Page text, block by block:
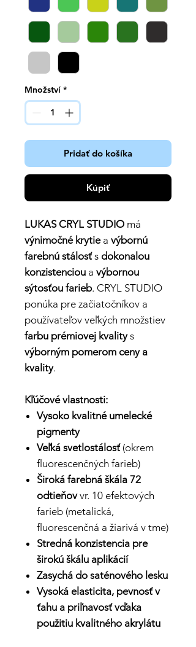
Množství *
Pridať do košíka
Kúpiť
LUKAS CRYL STUDIO má
výnimočné krytiea výbornú
farebnú stálosťs dokonalou
konzistenciou a výbornou
sýtosťou farieb. CRYL STUDIO
ponúka pre začiatočníkov a
používateľov veľkých množstiev
farbu prémiovej kvalitys
výborným pomerom ceny a
kvality.
Kľúčové vlastnosti:
Vysoko kvalitné umelecké
pigmenty
Veľká svetlostálosť(okrem
fluorescenčných farieb)
Široká farebná škála 72
odtieňovvr. 10 efektových
farieb (metalická,
fluorescenčná a žiarivá v tme)
Stredná konzistencia pre
širokú škálu aplikácií
Zasychá do saténového lesku
Vysoká elasticita, pevnosť v
ťahu a priľnavosť vďaka
použitiu kvalitného akrylátu